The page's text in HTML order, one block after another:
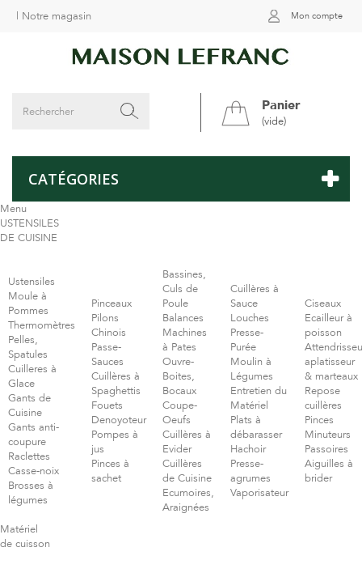
Mon compte
Notre magasin
Panier
(vide)
CATÉGORIES
Menu
USTENSILES
DE CUISINE
Ustensiles
Moule à
Pommes
Thermomètres
Pelles,
Spatules
Cuilleres à
Glace
Gants de
Cuisine
Gants anti-
coupure
Raclettes
Casse-noix
Brosses à
légumes
Pinceaux
Pilons
Chinois
Passe-
Sauces
Cuillères à
Spaghettis
Fouets
Denoyoteur
Pompes à
jus
Pinces à
sachet
Bassines,
Culs de
Poule
Balances
Machines
à Pates
Ouvre-
Boites,
Bocaux
Coupe-
Oeufs
Cuillères à
Evider
Cuillères
de Cuisine
Ecumoires,
Araignées
Cuillères à
Sauce
Louches
Presse-
Purée
Moulin à
Légumes
Entretien du
Matériel
Plats à
débarasser
Hachoir
Presse-
agrumes
Vaporisateur
Ciseaux
Ecailleur à
poisson
aplatisseur
& marteaux
Repose
cuillères
Pinces
Minuteurs
Passoires
Aiguilles à
brider
Matériel
de cuisson